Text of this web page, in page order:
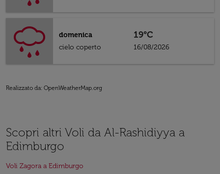
domenica
cielo coperto
19°C
16/08/2026
Realizzato da: OpenWeatherMap.org
Scopri altri Voli da Al-Rashidiyya a
Edimburgo
Voli Zagora a Edimburgo